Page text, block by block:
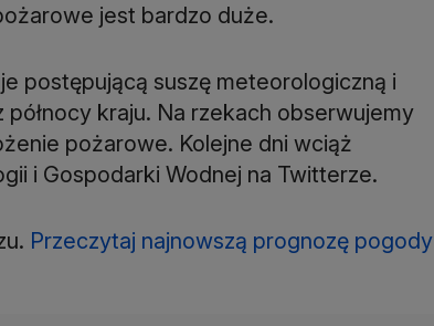
jest bardzo duże.
postępującą suszę meteorologiczną i
kraju. Na rzekach obserwujemy
pożarowe. Kolejne dni wciąż
i Gospodarki Wodnej na Twitterze.
Przeczytaj najnowszą prognozę pogody